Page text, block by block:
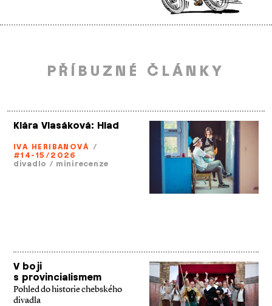
PŘÍBUZNÉ ČLÁNKY
Klára Vlasáková: Hlad
IVA HERIBANOVÁ /
#14-15/2026
divadlo / minirecenze
V boji
s provincialismem
Pohled do historie chebského
divadla